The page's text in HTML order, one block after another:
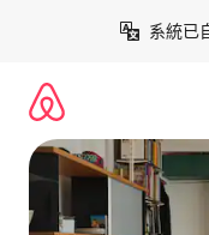
系統已